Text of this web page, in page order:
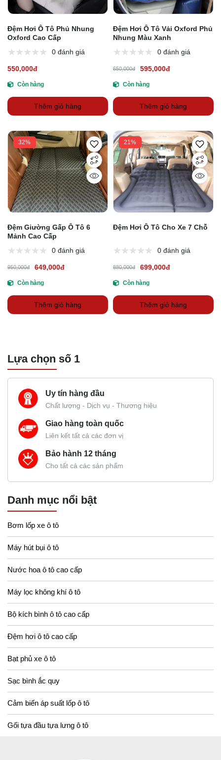
Đệm Hơi Ô Tô Phủ Nhung
Oxford Cao Cấp
0 đánh giá
550,000đ
Còn hàng
Thêm giỏ hàng
Đệm Hơi Ô Tô Vải Oxford Phủ
Nhung Màu Xanh
0 đánh giá
650,000đ 595,000đ
Còn hàng
Thêm giỏ hàng
32%
Đệm Giường Gấp Ô Tô 6
Mảnh Cao Cấp
0 đánh giá
950,000đ 649,000đ
Còn hàng
Thêm giỏ hàng
21%
Đệm Hơi Ô Tô Cho Xe 7 Chỗ
0 đánh giá
880,000đ 699,000đ
Còn hàng
Thêm giỏ hàng
Lựa chọn số 1
Uy tín hàng đầu
Chất lượng - Dịch vụ - Thương hiệu
Giao hàng toàn quốc
Liên kết tất cả các đơn vị
Bảo hành 12 tháng
Cho tất cả các sản phẩm
Danh mục nổi bật
Bơm lốp xe ô tô
Máy hút bụi ô tô
Nước hoa ô tô cao cấp
Máy lọc không khí ô tô
Bộ kích bình ô tô cao cấp
Đệm hơi ô tô cao cấp
Bạt phủ xe ô tô
Sạc bình ắc quy
Cảm biến áp suất lốp ô tô
Gối tựa đầu tựa lưng ô tô